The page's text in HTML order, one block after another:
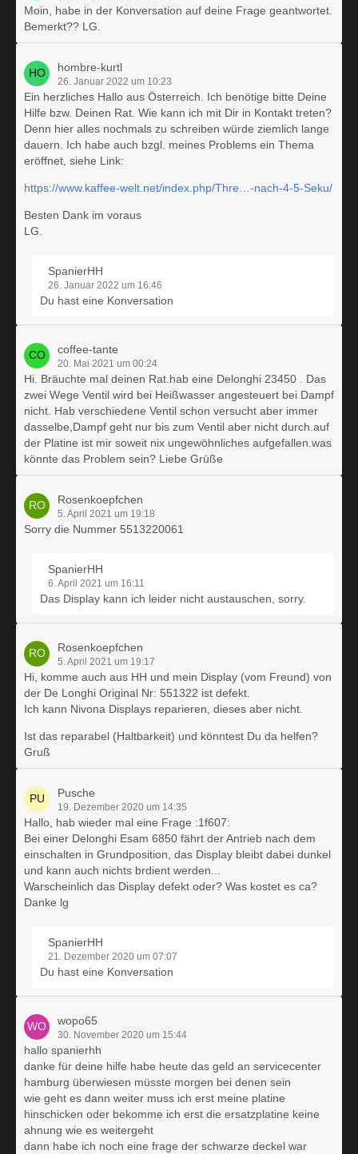
Moin, habe in der Konversation auf deine Frage geantwortet.
Bemerkt?? LG.
hombre-kurtl
26. Januar 2022 um 10:23
Ein herzliches Hallo aus Österreich. Ich benötige bitte Deine
Hilfe bzw. Deinen Rat. Wie kann ich mit Dir in Kontakt treten?
Denn hier alles nochmals zu schreiben würde ziemlich lange
dauern. Ich habe auch bzgl. meines Problems ein Thema
eröffnet, siehe Link:
https://www.kaffee-welt.net/index.php/Thre…-nach-4-5-Seku/
Besten Dank im voraus
LG.
SpanierHH
26. Januar 2022 um 16:46
Du hast eine Konversation
coffee-tante
20. Mai 2021 um 00:24
Hi. Bräuchte mal deinen Rat.hab eine Delonghi 23450 . Das
zwei Wege Ventil wird bei Heißwasser angesteuert bei Dampf
nicht. Hab verschiedene Ventil schon versucht aber immer
dasselbe,Dampf geht nur bis zum Ventil aber nicht durch.auf
der Platine ist mir soweit nix ungewöhnliches aufgefallen.was
könnte das Problem sein? Liebe Grüße
Rosenkoepfchen
5. April 2021 um 19:18
Sorry die Nummer 5513220061
SpanierHH
6. April 2021 um 16:11
Das Display kann ich leider nicht austauschen, sorry.
Rosenkoepfchen
5. April 2021 um 19:17
Hi, komme auch aus HH und mein Display (vom Freund) von
der De Longhi Original Nr: 551322 ist defekt.
Ich kann Nivona Displays reparieren, dieses aber nicht.
Ist das reparabel (Haltbarkeit) und könntest Du da helfen?
Gruß
Pusche
19. Dezember 2020 um 14:35
Hallo, hab wieder mal eine Frage :1f607:
Bei einer Delonghi Esam 6850 fährt der Antrieb nach dem
einschalten in Grundposition, das Display bleibt dabei dunkel
und kann auch nichts brdient werden...
Warscheinlich das Display defekt oder? Was kostet es ca?
Danke lg
SpanierHH
21. Dezember 2020 um 07:07
Du hast eine Konversation
wopo65
30. November 2020 um 15:44
hallo spanierhh
danke für deine hilfe habe heute das geld an servicecenter
hamburg überwiesen müsste morgen bei denen sein
wie geht es dann weiter muss ich erst meine platine
hinschicken oder bekomme ich erst die ersatzplatine keine
ahnung wie es weitergeht
dann habe ich noch eine frage der schwarze deckel war